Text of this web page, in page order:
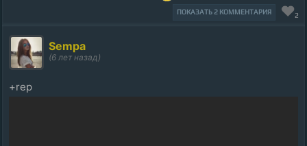
ПОКАЗАТЬ 2 КОММЕНТАРИЯ 2
Sempa
(6 лет назад)
+rep